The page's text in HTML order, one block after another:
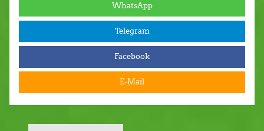
WhatsApp
Telegram
Facebook
E-Mail